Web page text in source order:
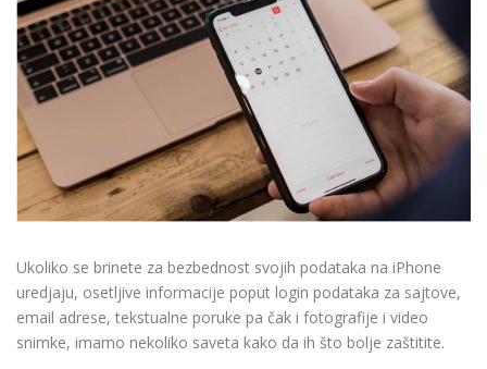
Ukoliko se brinete za bezbednost svojih podataka na iPhone
uredjaju, osetljive informacije poput login podataka za sajtove,
email adrese, tekstualne poruke pa čak i fotografije i video
snimke, imamo nekoliko saveta kako da ih što bolje zaštitite.